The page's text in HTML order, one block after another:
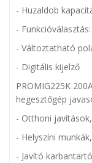
- Huzaldob
-
- Változtatható
- Digitális kijelző
PROMIG225K
hegesztőgép
- Otthoni javítások,
- Helyszíni
- Javító